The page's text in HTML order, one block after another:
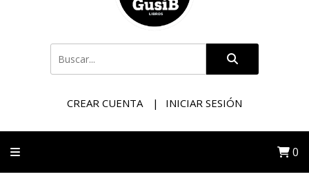
CREAR CUENTA INICIAR SESIÓN
0